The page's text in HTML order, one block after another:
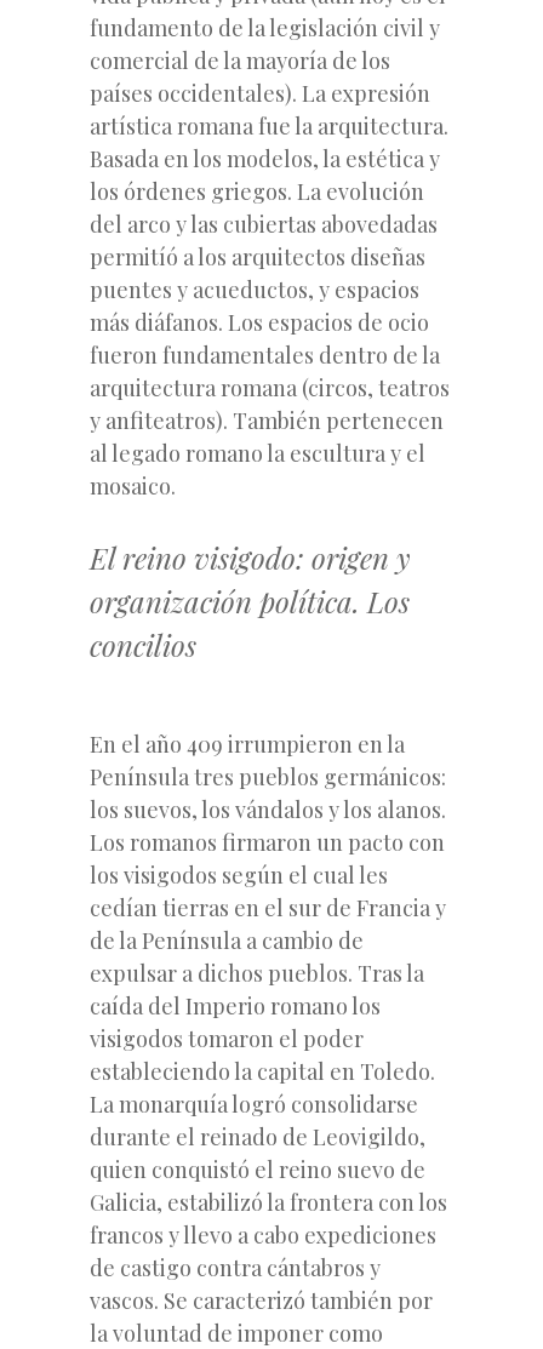
fundamento de la legislación civil y
comercial de la mayoría de los
países occidentales). La expresión
artística romana fue la arquitectura.
Basada en los modelos, la estética y
los órdenes griegos. La evolución
del arco y las cubiertas abovedadas
permitíó a los arquitectos diseñas
puentes y acueductos, y espacios
más diáfanos. Los espacios de ocio
fueron fundamentales dentro de la
arquitectura romana (circos, teatros
y anfiteatros). También pertenecen
al legado romano la escultura y el
mosaico.
El reino visigodo: origen y
organización política. Los
concilios
En el año 409 irrumpieron en la
Península tres pueblos germánicos:
los suevos, los vándalos y los alanos.
Los romanos firmaron un pacto con
los visigodos según el cual les
cedían tierras en el sur de Francia y
de la Península a cambio de
expulsar a dichos pueblos. Tras la
caída del Imperio romano los
visigodos tomaron el poder
estableciendo la capital en Toledo.
La monarquía logró consolidarse
durante el reinado de Leovigildo,
quien conquistó el reino suevo de
Galicia, estabilizó la frontera con los
francos y llevo a cabo expediciones
de castigo contra cántabros y
vascos. Se caracterizó también por
la voluntad de imponer como